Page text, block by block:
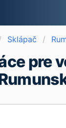
Sklápač
pre